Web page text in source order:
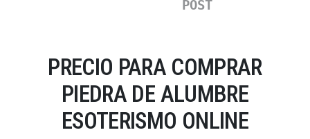
POST
PRECIO PARA COMPRAR
PIEDRA DE ALUMBRE
ESOTERISMO ONLINE